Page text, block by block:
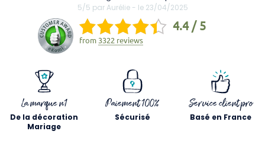
La marque n1
De la décoration
Mariage
Paiement 100%
Sécurisé
Service client pro
Basé en France
5/5 par Aurélie - le 23/04/2025
4.4 / 5
from 3322 reviews